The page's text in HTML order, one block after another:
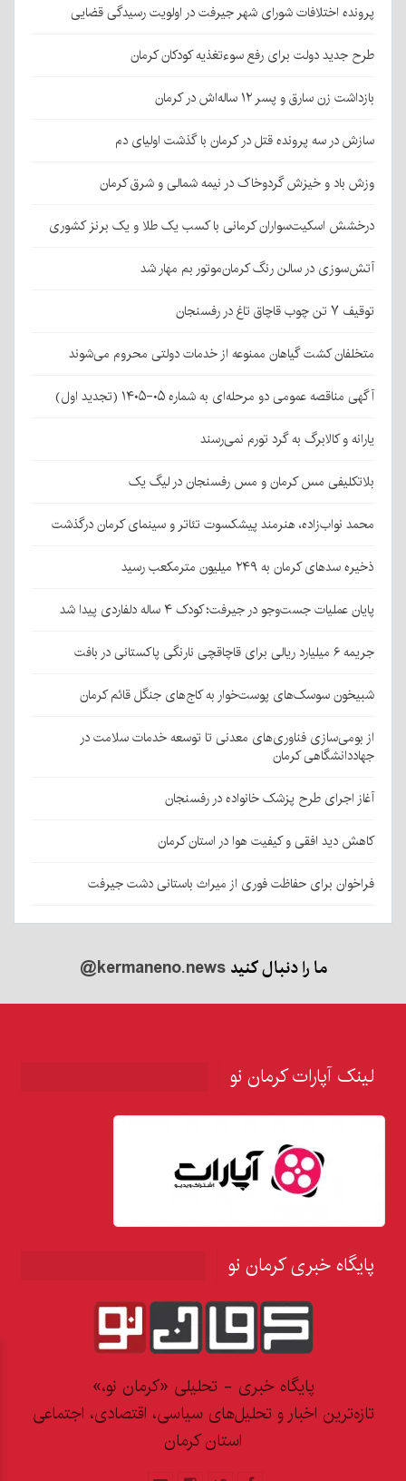
پرونده اختلافات شورای شهر جیرفت در اولویت رسیدگی قضایی
طرح جدید دولت برای رفع سوءتغذیه کودکان کرمان
بازداشت زن سارق و پسر ۱۲ ساله‌اش در کرمان
سازش در سه پرونده قتل در کرمان با گذشت اولیای دم
وزش باد و خیزش گردوخاک در نیمه شمالی و شرق کرمان
درخشش اسکیت‌سواران کرمانی با کسب یک طلا و یک برنز کشوری
آتش‌سوزی در سالن رنگ کرمان‌موتور بم مهار شد
توقیف ۷ تن چوب قاچاق تاغ در رفسنجان
متخلفان کشت گیاهان ممنوعه از خدمات دولتی محروم می‌شوند
آگهی مناقصه عمومی دو مرحله‌ای به شماره ۰۵-۱۴۰۵ (تجدید اول)
یارانه و کالابرگ به گرد تورم نمی‌رسند
بلاتکلیفی مس کرمان و مس رفسنجان در لیگ یک
محمد نواب‌زاده، هنرمند پیشکسوت تئاتر و سینمای کرمان درگذشت
ذخیره سدهای کرمان به ۲۴۹ میلیون مترمکعب رسید
پایان عملیات جست‌وجو در جیرفت؛ کودک ۴ ساله دلفاردی پیدا شد
جریمه ۶ میلیارد ریالی برای قاچاقچی نارنگی پاکستانی در بافت
شبیخون سوسک‌های پوست‌خوار به کاج‌های جنگل قائم کرمان
از بومی‌سازی فناوری‌های معدنی تا توسعه خدمات سلامت در
جهاددانشگاهی کرمان
آغاز اجرای طرح پزشک خانواده در رفسنجان
کاهش دید افقی و کیفیت هوا در استان کرمان
فراخوان برای حفاظت فوری از میراث باستانی دشت جیرفت
ما را دنبال کنید@kermaneno.news
لینک آپارات کرمان نو
پایگاه خبری کرمان نو
پایگاه خبری - تحلیلی «کرمان نو،»
تازه‌ترین اخبار و تحلیل‌های سیاسی، اقتصادی، اجتماعی
استان کرمان